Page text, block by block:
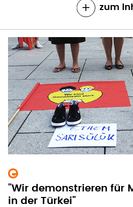
zum
"Wir demonstrieren für
in der Türkei"